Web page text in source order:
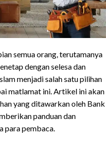
semua orang, terutamanya
dengan selesa dan
menjadi salah satu pilihan
matlamat ini. Artikel ini akan
yang ditawarkan oleh Bank
panduan dan
para pembaca.